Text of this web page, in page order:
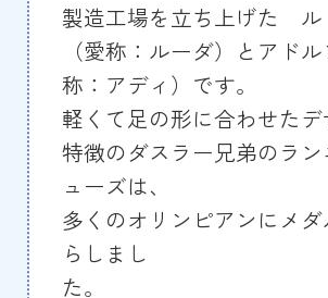
製造工場を立ち上げた ル
（愛称：ルーダ）とアド
称：アディ）です。
軽くて足の形に合わせた
特徴のダスラー兄弟のラ
ューズは、
多くのオリンピアンにメダ
らしまし
た